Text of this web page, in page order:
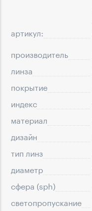
артикул:
производитель
линза
покрытие
индекс
материал
дизайн
тип линз
диаметр
сфера (sph)
светопропускание